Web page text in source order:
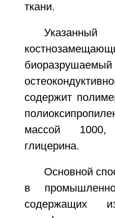
ткани.
Указанный
содержит
массой 1000,
глицерина.
Основной
в
содержащих